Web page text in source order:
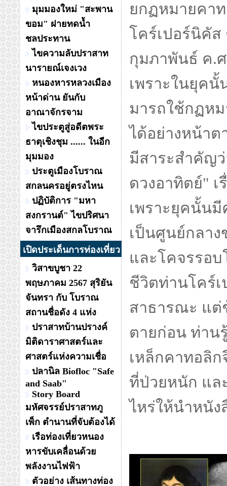
มุมมองใหม่ "สะพาน
ขอม" ฝายทดน้ำ
ชลประทาน
ไขความลับปราสาท
นารายณ์เจงเวง
หนองหารหลวงเมือง
หน้าด่าน ยันกับ
อาณาจักรจาม
ไขประตูสู่อดีตพระ
ธาตุเชิงชุม ...... ในอีก
มุมมอง
ประตูเมืองโบราณ
สกลนครอยู่ตรงไหน
ปฏิบัติการ "มหา
สงกรานต์" ไขปริศนา
จารึกเมืองสกลโบราณ
เปิดประเด็นการท่องเที่ยว
วิสาขบูชา 22
พฤษภาคม 2567 สุริยัน
จันทรา กับ โบราณ
สถานชื่อดัง 4 แห่ง
ปราสาทบ้านปรางค์
มิติดาราศาสตร์และ
ศาสตร์แห่งความเชื่อ
ปลานิล Biofloc "Safe
and Saab"
Story Board
มหัศจรรย์ปราสาทภู
เพ็ก ตำนานที่จับต้องได้
เรือท่องเที่ยวหนอง
หารขับเคลื่อนด้วย
พลังงานไฟฟ้า
ตัวอย่าง เส้นทางท่อง
ยกฏหมายคา
โคร์เปอร์นิคั
กุมภาพันธ์ ค.ศ
เพราะในยุค
มารถใช้กฏหม
ได้อย่างหน้าต
มีสาระสำคัญ
ดวงอาทิตย์"
เพราะยุคนั้นมี
เป็นศูนย์กลาง
และโคจรรอ
ชีวิตท่านโคร์
สาธารณะ แต่
ตายก่อน ท่าน
เหล็กคาทอลิก
ที่ป่วยหนัก แล
ไหร่ให้นำหนัง